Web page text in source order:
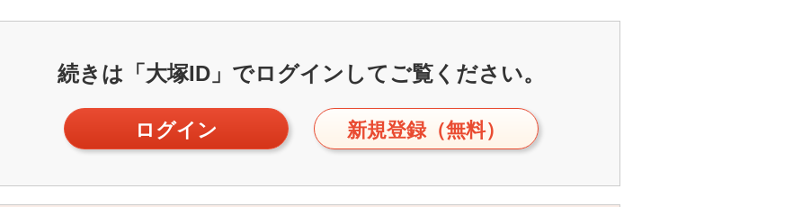
続きは「大塚ID」でログインしてご覧ください。
ログイン 新規登録（無料）